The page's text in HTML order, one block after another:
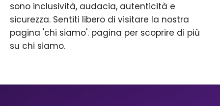
sono inclusività, audacia, autenticità e
sicurezza. Sentiti libero di visitare la nostra
pagina 'chi siamo'. pagina per scoprire di più
su chi siamo.